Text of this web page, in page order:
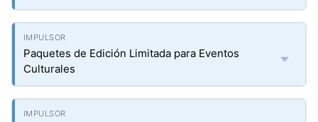
Paquetes de Edición Limitada para Eventos
Culturales